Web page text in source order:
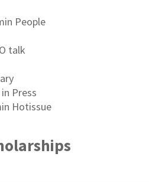
People
talk
Press
Hotissue